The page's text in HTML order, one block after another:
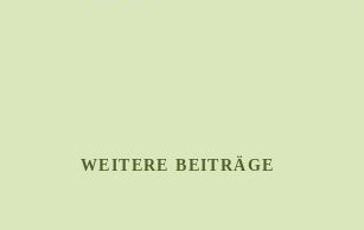
WEITERE BEITRÄGE